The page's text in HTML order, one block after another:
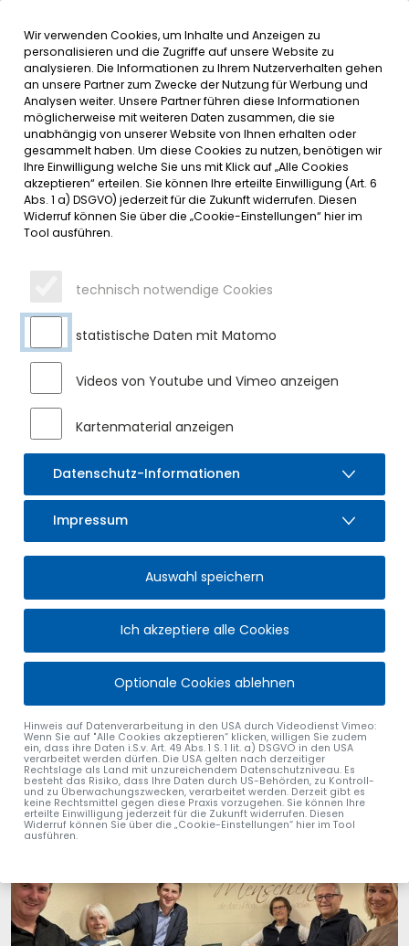
Inhalt der Seite anspringen
Informationen undMENÜ
SERVICE
GROSSZÜGIGE SPENDEN AN DIE S
TIFTUNG SENIORENBETREUUNG S
ULZBERG
Firma Breher Fenster + Türen und weitere ortsansässige
Unternehmen unterstützen Sulzberger Seniorenwohnanlage
Seniorenwohnanlage „Theresia“ in der
Marktgemeinde Sulzberg durfte man sich zum
Jahresende über mehrere Spenden freuen. Markus Breher,
Inhaber der in Petersthal ansässigen
Firma Breher
Fenster + Türen, übergab
Marion einen symbolischen Scheck
an die Stiftung Seniorenbetreuung Sulzberg.
großzügige Spende gemeinsam mit Hedwig Mader von der
Stiftungsverwaltung im Beisein einiger Bewohnerinnen und
Bewohner der Seniorenanlage entgegen. Wie Markus Breher
erklärte, war es ihm wichtig, eine Spende zu machen, die in
Auch weitere Unternehmen zeigten der Einrichtung für
Betreutes Wohnen in der Vorweihnachtszeit ihre
wertschätzende Unterstützung. So stellte die Schloß-
Apotheke Sulzberg e.K. eine Hausapotheke für die Cafeteria
zur Verfügung. Den Christbaum spendete die Firma MH
Finanzen des Sulzberger Seniorenbeauftragten Manfred
Herb. Das Unternehmen übergab der Einrichtung außerdem
einen Beamer.
Herzlichen Dank allen Spenderinnen und Spender!
Wir verwenden Cookies, um Inhalte und Anzeigen zu
personalisieren und die Zugriffe auf unsere Website zu
analysieren. Die Informationen zu Ihrem Nutzerverhalten gehen
an unsere Partner zum Zwecke der Nutzung für Werbung und
Analysen weiter. Unsere Partner führen diese Informationen
möglicherweise mit weiteren Daten zusammen, die sie
unabhängig von unserer Website von Ihnen erhalten oder
gesammelt haben. Um diese Cookies zu nutzen, benötigen wir
Ihre Einwilligung welche Sie uns mit Klick auf „Alle Cookies
akzeptieren“ erteilen. Sie können Ihre erteilte Einwilligung (Art. 6
Abs. 1 a) DSGVO) jederzeit für die Zukunft widerrufen. Diesen
Widerruf können Sie über die „Cookie-Einstellungen“ hier im
Tool ausführen.
technisch notwendige Cookies
statistische Daten mit Matomo
Videos von Youtube und Vimeo anzeigen
Kartenmaterial anzeigen
Datenschutz-Informationen
Impressum
Auswahl speichern
Ich akzeptiere alle Cookies
Optionale Cookies ablehnen
Hinweis auf Datenverarbeitung in den USA durch Videodienst Vimeo:
Wenn Sie auf "Alle Cookies akzeptieren“ klicken, willigen Sie zudem
ein, dass ihre Daten i.S.v. Art. 49 Abs. 1 S. 1 lit. a) DSGVO in den USA
verarbeitet werden dürfen. Die USA gelten nach derzeitiger
Rechtslage als Land mit unzureichendem Datenschutzniveau. Es
besteht das Risiko, dass Ihre Daten durch US-Behörden, zu Kontroll-
und zu Überwachungszwecken, verarbeitet werden. Derzeit gibt es
keine Rechtsmittel gegen diese Praxis vorzugehen. Sie können Ihre
erteilte Einwilligung jederzeit für die Zukunft widerrufen. Diesen
Widerruf können Sie über die „Cookie-Einstellungen“ hier im Tool
ausführen.